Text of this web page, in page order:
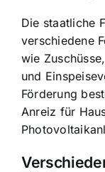
Die staatliche
verschiedene
wie
und
Förderung
Anreiz für